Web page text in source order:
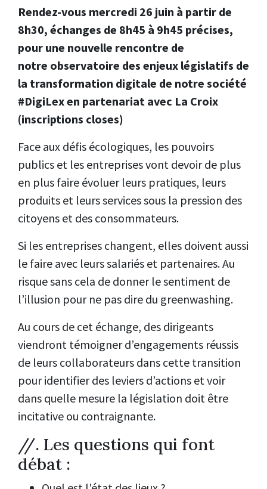
Rendez-vous mercredi 26 juin à partir de
8h30, échanges de 8h45 à 9h45 précises,
pour une nouvelle rencontre de
notre observatoire des enjeux législatifs de
la transformation digitale de notre société
#DigiLex en partenariat avec La Croix
(inscriptions closes)
Face aux défis écologiques, les pouvoirs
publics et les entreprises vont devoir de plus
en plus faire évoluer leurs pratiques, leurs
produits et leurs services sous la pression des
citoyens et des consommateurs.
Si les entreprises changent, elles doivent aussi
le faire avec leurs salariés et partenaires. Au
risque sans cela de donner le sentiment de
l’illusion pour ne pas dire du greenwashing.
Au cours de cet échange, des dirigeants
viendront témoigner d’engagements réussis
de leurs collaborateurs dans cette transition
pour identifier des leviers d’actions et voir
dans quelle mesure la législation doit être
incitative ou contraignante.
//. Les questions qui font
débat :